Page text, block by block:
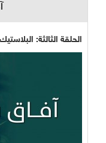
الحلقة الثالثة: